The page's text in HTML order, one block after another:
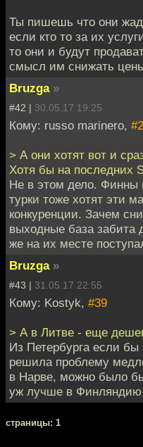
Ты пишешь что они
если кто то за их
то они и будут
смысл им снижать
Bruzga »
#42 | 30.05.17 19:25
Кому: russo marinero,
> А они хотят вот и
Хотя бы на последних
Не в этом дело. Финны
турки тоже хотят эти
конкуренции. Зачем
выходные база забита
же на их месте
Bruzga »
#43 | 31.05.17 22:55
Кому: Kostyk, #39
> А в Литве - еще
Из Петербурга если бы
решила проблему
в Нарве, можно было
уж лучше в Финляндию
cтраницы: 1